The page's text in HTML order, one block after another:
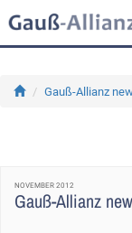
Gauß-Allianz
NOVEMBER 2012
Gauß-Allianz